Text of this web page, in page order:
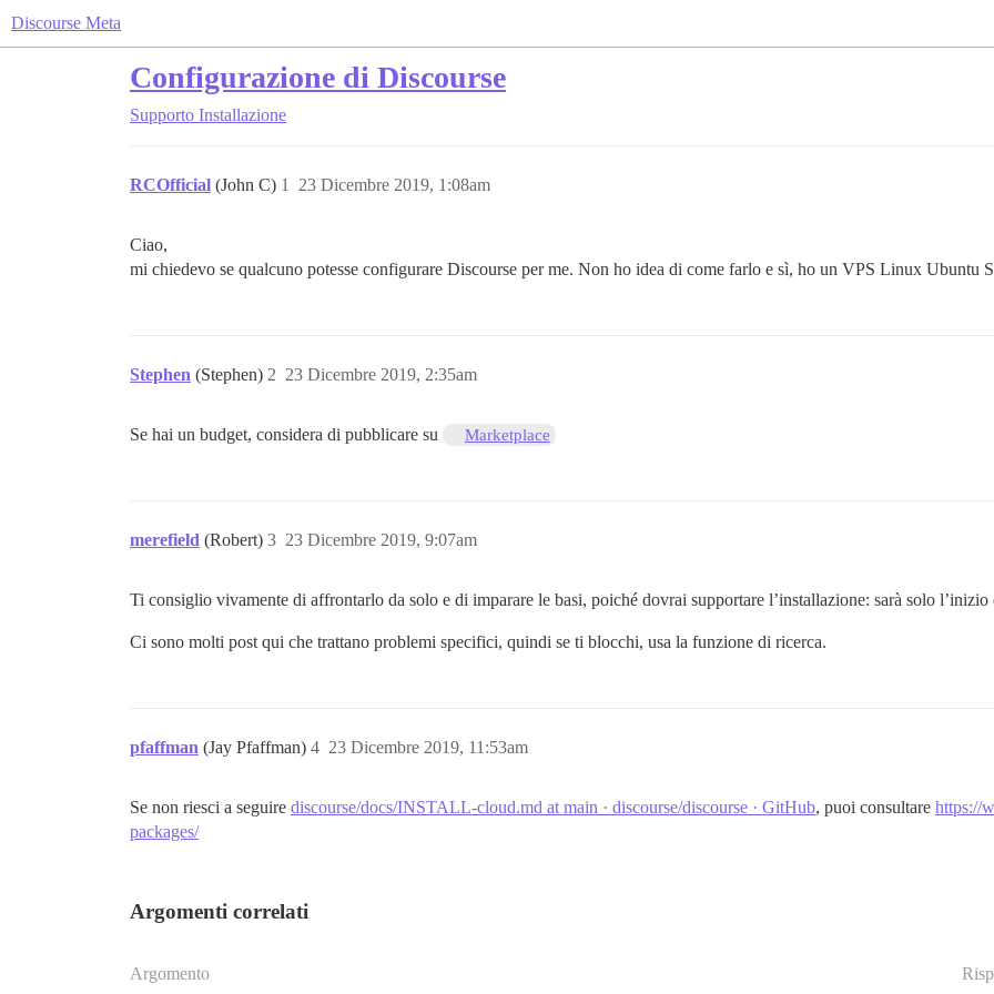
Discourse Meta
Configurazione di Discourse
Supporto Installazione
RCOfficial (John C) 23 Dicembre 2019, 1:08am
1
Ciao,
mi chiedevo se qualcuno potesse configurare Discourse per me. Non ho idea di come farlo e sì, ho un VPS Linux Ubuntu
Stephen (Stephen) 23 Dicembre 2019, 2:35am
2
Se hai un budget, considera di pubblicare su Marketplace
merefield (Robert) 23 Dicembre 2019, 9:07am
3
Ti consiglio vivamente di affrontarlo da solo e di imparare le basi, poiché dovrai supportare l’installazione: sarà solo
Ci sono molti post qui che trattano problemi specifici, quindi se ti blocchi, usa la funzione di ricerca.
pfaffman (Jay Pfaffman) 23 Dicembre 2019, 11:53am
4
Se non riesci a seguire discourse/docs/INSTALL-cloud.md at main · discourse/discourse · GitHub, puoi consultare https://
packages/
Argomenti correlati
Argomento